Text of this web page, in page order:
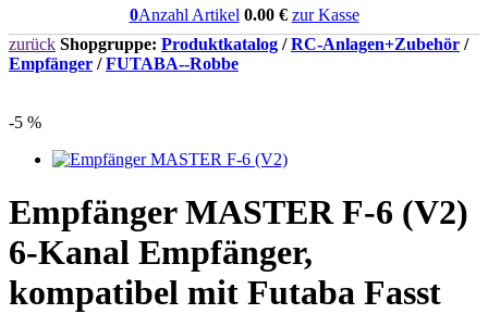
0Anzahl Artikel 0.00€ zur Kasse
zurück Shopgruppe: Produktkatalog /RC-Anlagen+Zubehör /
Empfänger /FUTABA--Robbe
-5 %
Empfänger MASTER F-6 (V2)
6-Kanal Empfänger,
kompatibel mit Futaba Fasst